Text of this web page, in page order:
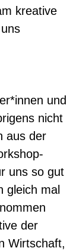
kreative
und
nicht
aus der
uns so gut
gleich mal
der
Wirtschaft,